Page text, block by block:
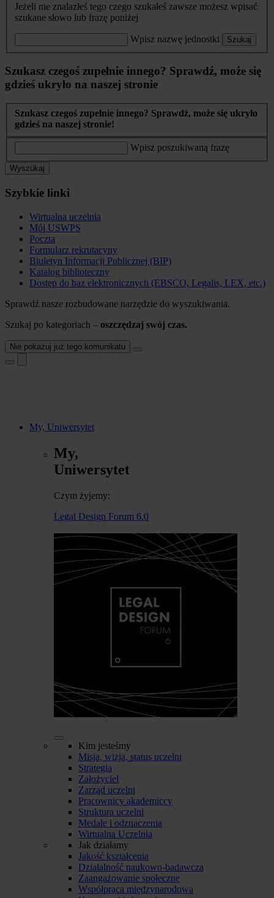
Jeżeli nie znalazłeś tego czego szukałeś zawsze możesz wpisać
szukane słowo lub frazę poniżej
Wpisz nazwę jednostki Szukaj
Szukasz czegoś zupełnie innego? Sprawdź, może się
gdzieś ukryło na naszej stronie
Szukasz czegoś zupełnie innego? Sprawdź, może się ukryło
gdzieś na naszej stronie!
Wpisz poszukiwaną frazę
Wyszukaj
Szybkie linki
Wirtualna uczelnia
Mój USWPS
Poczta
Formularz rekrutacyny
Biuletyn Informacji Publicznej (BIP)
Katalog biblioteczny
Dostęp do baz elektronicznych (EBSCO, Legalis, LEX, etc.)
Sprawdź nasze rozbudowane narzędzie do wyszukiwania.
Szukaj po kategoriach – oszczędzaj swój czas.
Nie pokazuj już tego komunikatu
My, Uniwersytet
My,
Uniwersytet
Czym żyjemy:
Legal Design Forum 6.0
Kim jesteśmy
Misja, wizja, status uczelni
Strategia
Założyciel
Zarząd uczelni
Pracownicy akademiccy
Struktura uczelni
Medale i odznaczenia
Wirtualna Uczelnia
Jak działamy
Jakość kształcenia
Działalność naukowo-badawcza
Zaangażowanie społeczne
Współpraca międzynarodowa